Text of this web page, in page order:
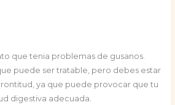
que tenia problemas de gusanos.
puede ser tratable, pero debes estar
ya que puede provocar que tu
digestiva adecuada.